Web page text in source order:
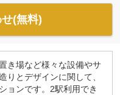
(無料)
き場など様々な設備やサ
りとデザインに関して、
ョンです。2駅利用でき